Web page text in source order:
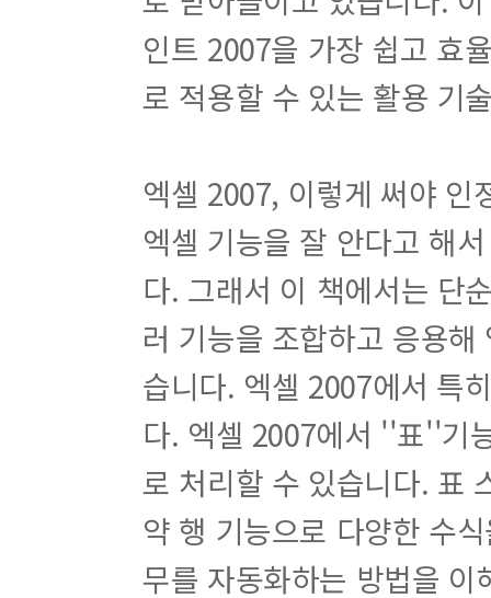
인트 2007을 가장 쉽고 효
로 적용할 수 있는 활용 기
엑셀 2007, 이렇게 써야 인
엑셀 기능을 잘 안다고 해
다. 그래서 이 책에서는 단
러 기능을 조합하고 응용
습니다. 엑셀 2007에서 특
다. 엑셀 2007에서 ''표''기
로 처리할 수 있습니다. 표
약 행 기능으로 다양한 수
무를 자동화하는 방법을